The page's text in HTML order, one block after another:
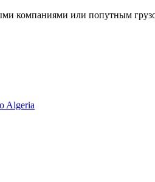
компаниями или попутным